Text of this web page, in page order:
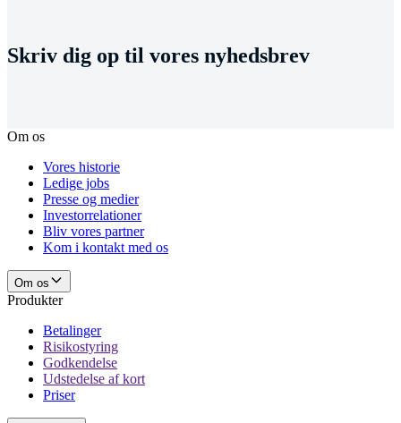
Skriv dig op til vores nyhedsbrev
Om os
Vores historie
Ledige jobs
Presse og medier
Investorrelationer
Bliv vores partner
Kom i kontakt med os
Om os
Produkter
Betalinger
Risikostyring
Godkendelse
Udstedelse af kort
Priser